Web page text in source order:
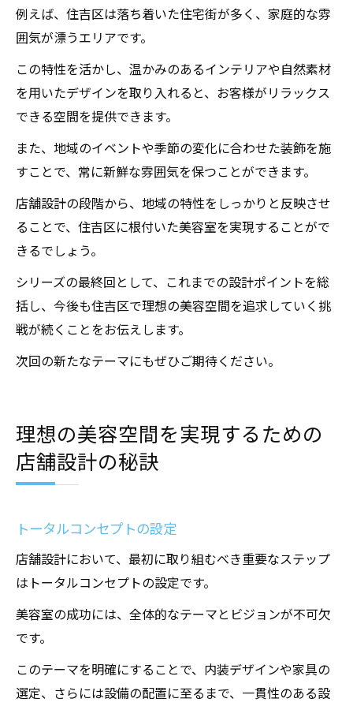
例えば、住吉区は落ち着いた住宅街が多く、家庭的な雰
囲気が漂うエリアです。
この特性を活かし、温かみのあるインテリアや自然素材
を用いたデザインを取り入れると、お客様がリラックス
できる空間を提供できます。
また、地域のイベントや季節の変化に合わせた装飾を施
すことで、常に新鮮な雰囲気を保つことができます。
店舗設計の段階から、地域の特性をしっかりと反映させ
ることで、住吉区に根付いた美容室を実現することがで
きるでしょう。
シリーズの最終回として、これまでの設計ポイントを総
括し、今後も住吉区で理想の美容空間を追求していく挑
戦が続くことをお伝えします。
次回の新たなテーマにもぜひご期待ください。
理想の美容空間を実現するための
店舗設計の秘訣
トータルコンセプトの設定
店舗設計において、最初に取り組むべき重要なステップ
はトータルコンセプトの設定です。
美容室の成功には、全体的なテーマとビジョンが不可欠
です。
このテーマを明確にすることで、内装デザインや家具の
選定、さらには設備の配置に至るまで、一貫性のある設